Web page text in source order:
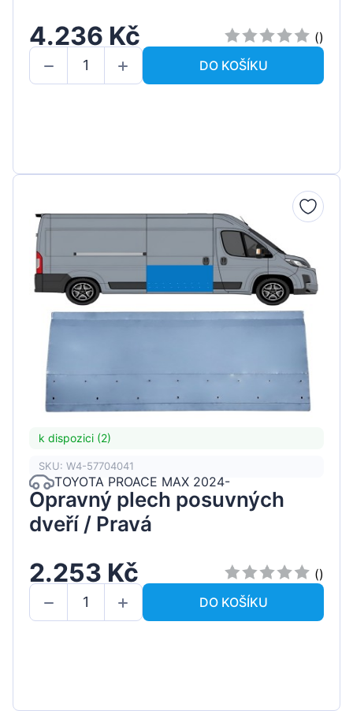
4.236 Kč
()
DO KOŠÍKU
k dispozici (2)
SKU: W4-57704041
TOYOTA PROACE MAX 2024-
Opravný plech posuvných
dveří / Pravá
2.253 Kč
()
DO KOŠÍKU